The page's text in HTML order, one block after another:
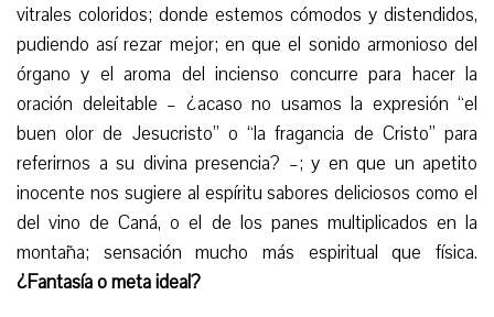
vitrales coloridos; donde estemos cómodos y distendidos,
pudiendo así rezar mejor; en que el sonido armonioso del
órgano y el aroma del incienso concurre para hacer la
oración deleitable – ¿acaso no usamos la expresión “el
buen olor de Jesucristo” o “la fragancia de Cristo” para
referirnos a su divina presencia? –; y en que un apetito
inocente nos sugiere al espíritu sabores deliciosos como el
del vino de Caná, o el de los panes multiplicados en la
montaña; sensación mucho más espiritual que física.
¿Fantasía o meta ideal?